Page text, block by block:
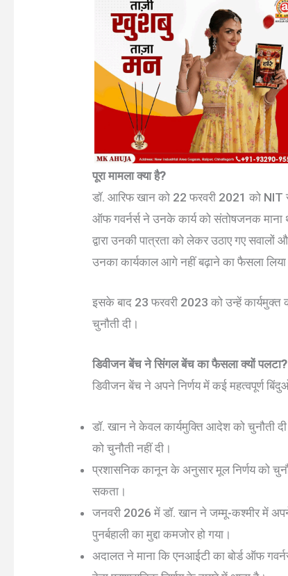
पूरा मामला क्या है?
डॉ. आरिफ खान को 22 फरवरी 2021 को NIT
ऑफ गवर्नर्स ने उनके कार्य को संतोषजनक माना
द्वारा उनकी पात्रता को लेकर उठाए गए सवालों
उनका कार्यकाल आगे नहीं बढ़ाने का फैसला
इसके बाद 23 फरवरी 2023 को उन्हें कार्यमुक्त
चुनौती दी।
डिवीजन बेंच ने सिंगल बेंच का फैसला क्यों पलटा?
डिवीजन बेंच ने अपने निर्णय में कई महत्वपूर्ण
डॉ. खान ने केवल कार्यमुक्ति आदेश को चुनौती
को चुनौती नहीं दी।
प्रशासनिक कानून के अनुसार मूल निर्णय को
सकता।
जनवरी 2026 में डॉ. खान ने जम्मू-कश्मीर में
पुनर्बहाली का मुद्दा कमजोर हो गया।
अदालत ने माना कि एनआईटी का बोर्ड ऑफ